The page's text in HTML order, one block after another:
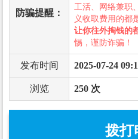
防骗提醒：
工活、网络兼职
义收取费用的都
让你往外掏钱的
惕，谨防诈骗！
发布时间 2025-07-24
浏览 250 次
拨打